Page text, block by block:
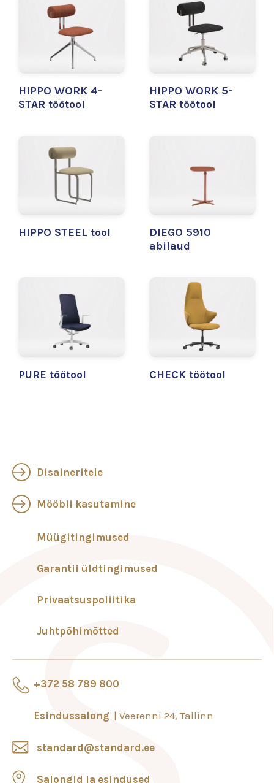
HIPPO WORK 4-
STAR töötool
HIPPO WORK 5-
STAR töötool
HIPPO STEEL tool
DIEGO 5910
abilaud
PURE töötool CHECK töötool
+372 58 789 800
Esindussalong Veerenni 24, Tallinn
standard@standard.ee
Salongid ja esindused
Disaineritele
Mööbli kasutamine
Müügitingimused
Garantii üldtingimused
Privaatsuspoliitika
Juhtpõhimõtted